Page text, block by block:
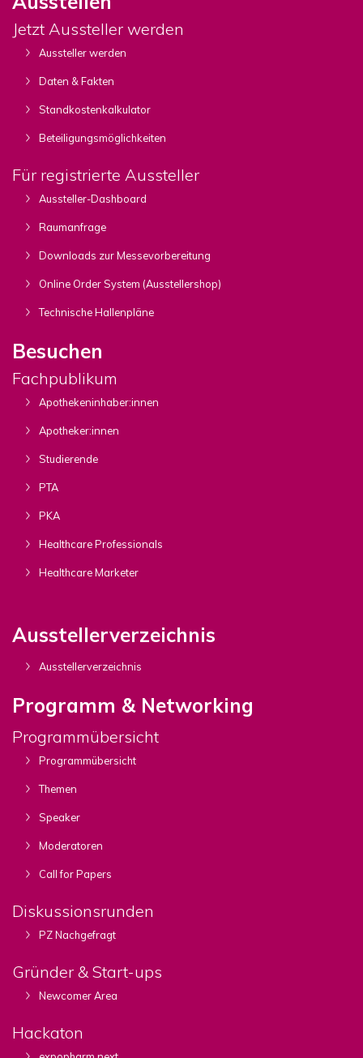
Jetzt Aussteller werden
Aussteller werden
Daten & Fakten
Standkostenkalkulator
Beteiligungsmöglichkeiten
Für registrierte Aussteller
Aussteller-Dashboard
Raumanfrage
Downloads zur Messevorbereitung
Online Order System (Ausstellershop)
Technische Hallenpläne
Besuchen
Fachpublikum
Apothekeninhaber:innen
Apotheker:innen
Studierende
PTA
PKA
Healthcare Professionals
Healthcare Marketer
Ausstellerverzeichnis
Ausstellerverzeichnis
Programm & Networking
Programmübersicht
Programmübersicht
Themen
Speaker
Moderatoren
Call for Papers
Diskussionsrunden
PZ Nachgefragt
Gründer & Start-ups
Newcomer Area
Hackaton